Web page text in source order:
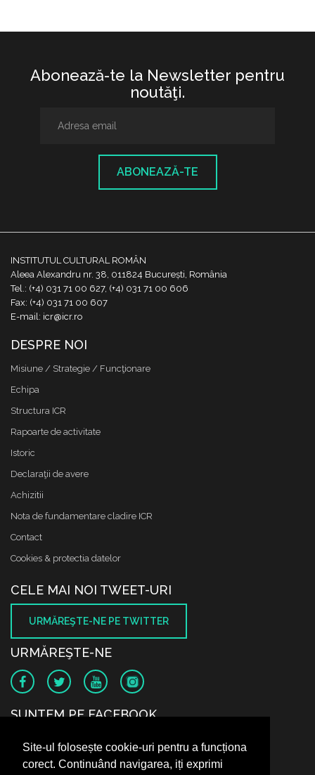
Site-ul folosește cookie-uri pentru a funcționa
corect. Continuând navigarea, iți exprimi
Abonează-te la Newsletter pentru
noutăţi.
ABONEAZĂ-TE
INSTITUTUL CULTURAL ROMÂN
Aleea Alexandru nr. 38, 011824 București, România
Tel.: (+4) 031 71 00 627, (+4) 031 71 00 606
Fax: (+4) 031 71 00 607
E-mail: icr@icr.ro
DESPRE NOI
Misiune / Strategie / Funcţionare
Echipa
Structura ICR
Rapoarte de activitate
Istoric
Declaraţii de avere
Achizitii
Nota de fundamentare cladire ICR
Contact
Cookies & protectia datelor
CELE MAI NOI TWEET-URI
URMĂREŞTE-NE PE TWITTER
URMĂREŞTE-NE
SUNTEM PE FACEBOOK